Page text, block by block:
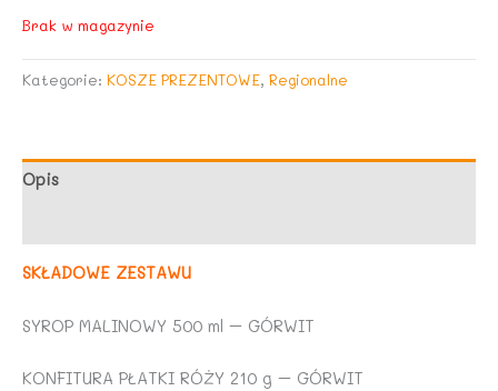
Brak w magazynie
Kategorie: KOSZE PREZENTOWE, Regionalne
Opis
SKŁADOWE ZESTAWU
SYROP MALINOWY 500 ml – GÓRWIT
KONFITURA PŁATKI RÓŻY 210 g – GÓRWIT